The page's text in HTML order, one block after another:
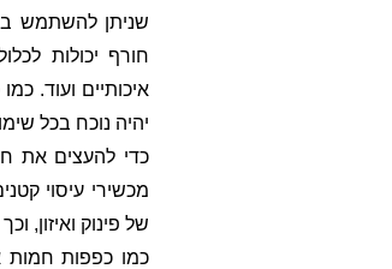
שניתן להשתמש
חורף יכולות
איכותיים ועוד.
יהיה נוכח בכל
כדי להעצים את
מכשירי עיסוי
של פינוק ואיזון,
כמו כפפות חמות